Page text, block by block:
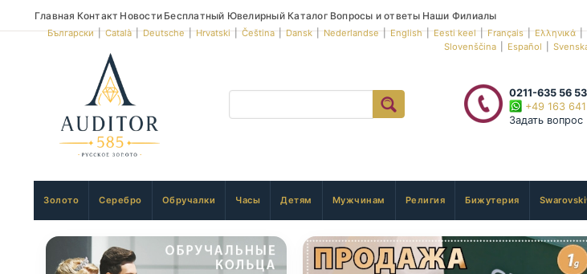
Главная Контакт Новости Бесплатный Ювелирный Каталог Вопросы и ответы Наши Филиалы
Български|Català|Deutsche|Hrvatski|Čeština|Dansk|Nederlandse|English|Eesti keel|Français|Ελληνικά|
Slovenščina
Español
0211-635 56
+49 163
Задать вопрос
Золото Серебро Обручалки Часы Детям Мужчинам Религия Бижутерия